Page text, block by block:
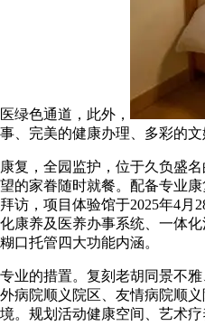
绿色通道，此外，
、完美的健康办理、多彩的
，全园监护，位于久负盛名
的家眷随时就餐。配备专业
访，项目体验馆于2025年4
康养及医养办事系统、一体
口托管四大功能内涵。
的措置。复刻老胡同景不雅
病院顺义院区、友情病院顺
。规划活动健康空间、艺术